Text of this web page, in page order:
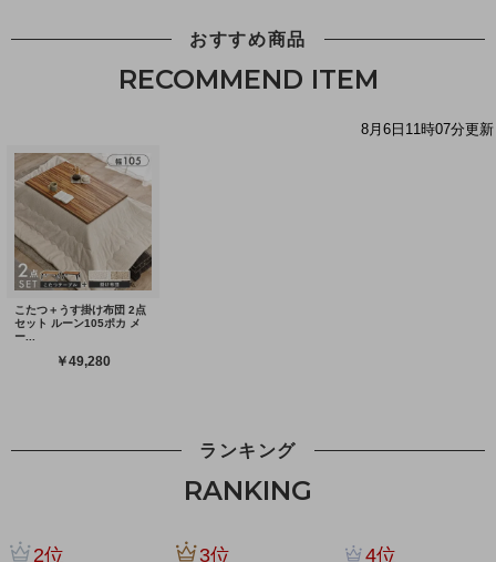
おすすめ商品
RECOMMEND ITEM
ランキング
RANKING